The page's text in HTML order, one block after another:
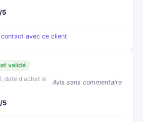
5
contact avec ce client
validé
date d'achat le
Avis sans commentaire
5